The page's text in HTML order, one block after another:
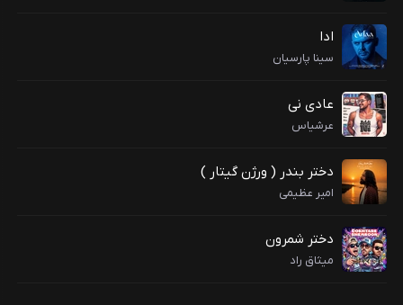
ادا
سینا پارسیان
عادی نی
عرشیاس
دختر بندر ( ورژن گیتار )
امیر عظیمی
دختر شمرون
میثاق راد